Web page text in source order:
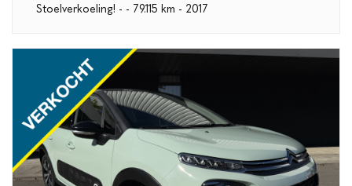
Stoelverkoeling! - - 79.115 km - 2017